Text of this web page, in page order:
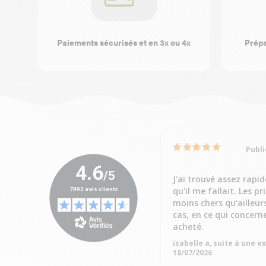
Paiements sécurisés et en 3x ou 4x
J'ai trouvé assez
qu'il me fallait. Les
moins chers
cas, en ce qui
acheté.
isabelle a, suite à une
18/07/2026